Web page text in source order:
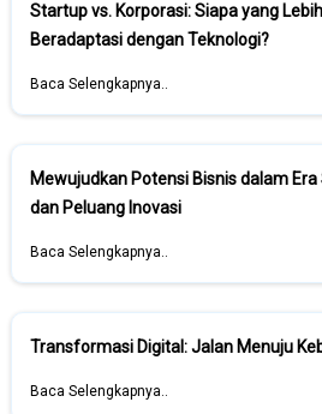
Startup vs. Korporasi: Siapa yang
Beradaptasi dengan Teknologi?
Baca Selengkapnya..
Mewujudkan Potensi Bisnis dalam
dan Peluang Inovasi
Baca Selengkapnya..
Transformasi Digital: Jalan Menuju
Baca Selengkapnya..